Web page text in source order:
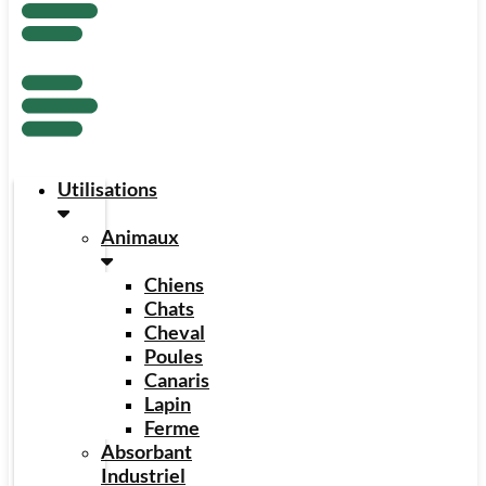
Utilisations
Animaux
Chiens
Chats
Cheval
Poules
Canaris
Lapin
Ferme
Absorbant
Industriel